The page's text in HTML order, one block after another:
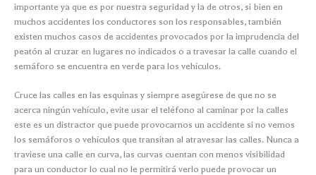
importante ya que es por nuestra seguridad y la de otros, si bien en
muchos accidentes los conductores son los responsables, también
existen muchos casos de accidentes provocados por la imprudencia del
peatón al cruzar en lugares no indicados o a travesar la calle cuando el
semáforo se encuentra en verde para los vehículos.
Cruce las calles en las esquinas y siempre asegúrese de que no se
acerca ningún vehículo, evite usar el teléfono al caminar por la calles
este es un distractor que puede provocarnos un accidente si no vemos
los semáforos o vehículos que transitan al atravesar las calles. Nunca a
traviese una calle en curva, las curvas cuentan con menos visibilidad
para un conductor lo cual no le permitirá verlo puede provocar un